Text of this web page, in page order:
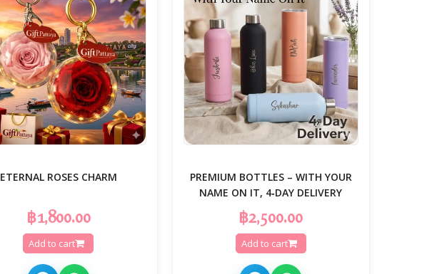
PREMIUM BOTTLES – WITH YOUR
NAME ON IT, 4‑DAY DELIVERY
฿2,500.00
Add to cart
ETERNAL ROSES CHARM
฿1,800.00
Add to cart